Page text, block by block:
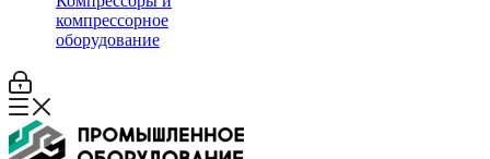
компрессорное
оборудование